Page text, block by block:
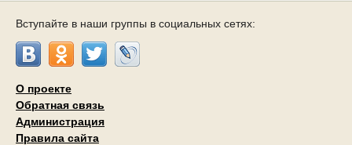
Вступайте в наши группы в социальных сетях:
О проекте
Обратная связь
Администрация
Правила сайта